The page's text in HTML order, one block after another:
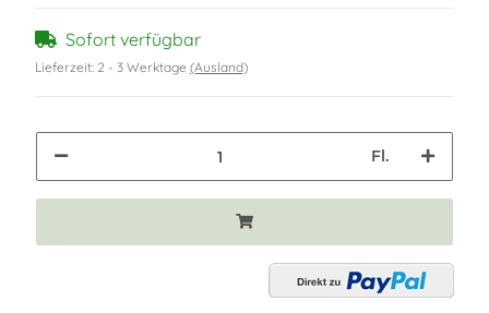
Sofort verfügbar
Lieferzeit: 2 - 3 Werktage (Ausland)
Fl.